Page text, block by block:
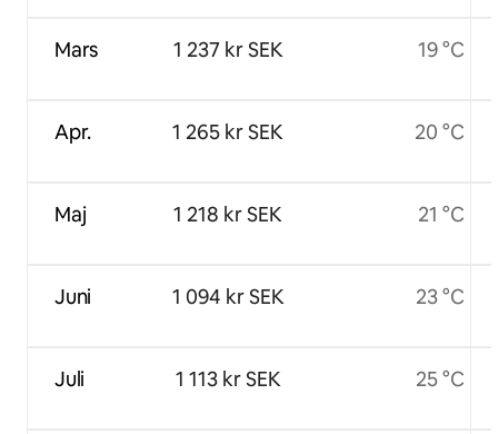
Mars
Apr.
Maj
Juni
Juli
1 237 kr SEK
1 265 kr SEK
1 218 kr SEK
1 094 kr SEK
1 113 kr SEK
19 °C
20 °C
21 °C
23 °C
25 °C